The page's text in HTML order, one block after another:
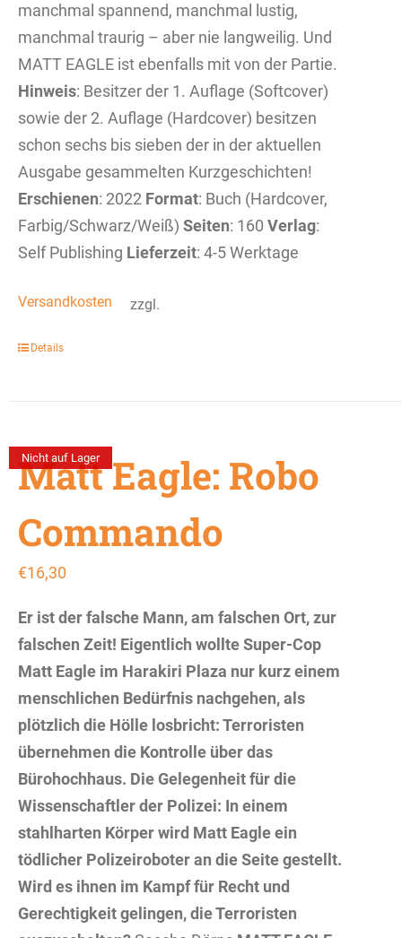
manchmal spannend, manchmal lustig,
manchmal traurig – aber nie langweilig. Und
MATT EAGLE ist ebenfalls mit von der Partie.
Hinweis: Besitzer der 1. Auflage (Softcover)
sowie der 2. Auflage (Hardcover) besitzen
schon sechs bis sieben der in der aktuellen
Ausgabe gesammelten Kurzgeschichten!
Erschienen: 2022 Format: Buch (Hardcover,
Farbig/Schwarz/Weiß) Seiten: 160 Verlag:
Self Publishing Lieferzeit: 4-5 Werktage
zzgl.
Versandkosten
Details
Nicht auf Lager
Matt Eagle: Robo
Commando
€16,30
Er ist der falsche Mann, am falschen Ort, zur
falschen Zeit! Eigentlich wollte Super-Cop
Matt Eagle im Harakiri Plaza nur kurz einem
menschlichen Bedürfnis nachgehen, als
plötzlich die Hölle losbricht: Terroristen
übernehmen die Kontrolle über das
Bürohochhaus. Die Gelegenheit für die
Wissenschaftler der Polizei: In einem
stahlharten Körper wird Matt Eagle ein
tödlicher Polizeiroboter an die Seite gestellt.
Wird es ihnen im Kampf für Recht und
Gerechtigkeit gelingen, die Terroristen